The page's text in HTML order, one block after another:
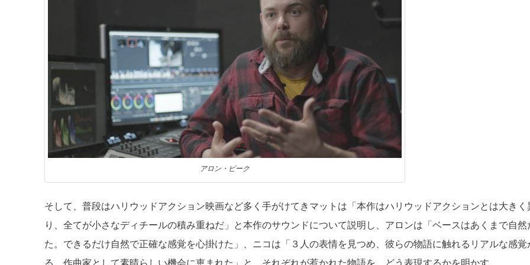
アロン・ピーク
そして、普段はハリウッドアクション映画など多く手がけてきマットは「本作はハリウッドアクションとは大きく
り、全てが小さなディチールの積み重ねだ」と本作のサウンドについて説明し、アロンは「ベースはあくまで自然
た。できるだけ自然で正確な感覚を心掛けた」、ニコは「３人の表情を見つめ、彼らの物語に触れるリアルな感覚
る。作曲家として素晴らしい機会に恵まれた」と、それぞれが惹かれた物語を、どう表現するかを明かす。